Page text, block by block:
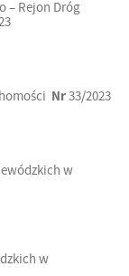
– Rejon Dróg
Nr33/2023
w
w